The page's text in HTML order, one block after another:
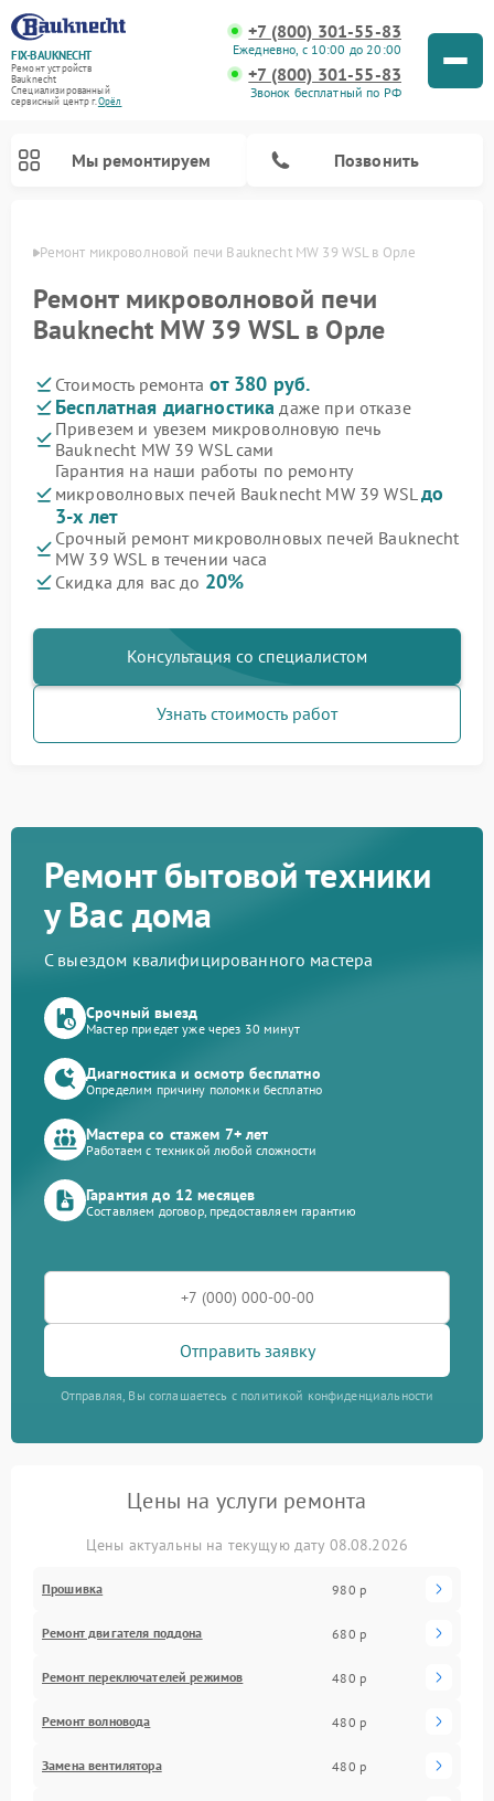
FIX-BAUKNECHT
Ремонт устройств
Bauknecht
Специализированный
cервисный центр г.Орёл
+7 (800) 301-55-83
Ежедневно, с 10:00 до 20:00
+7 (800) 301-55-83
Звонок бесплатный по РФ
Мы ремонтируем Позвонить
Ремонт микроволновой печи Bauknecht MW 39 WSL в Орле
Ремонт микроволновой печи
Bauknecht MW 39 WSL в Орле
Стоимость ремонта от 380 руб.
Бесплатная диагностика даже при отказе
Привезем и увезем микроволновую печь
Bauknecht MW 39 WSL сами
Гарантия на наши работы по ремонту
микроволновых печей Bauknecht MW 39 WSLдо
3-х лет
Срочный ремонт микроволновых печей Bauknecht
MW 39 WSL в течении часа
Скидка для вас до 20%
Консультация со специалистом
Узнать стоимость работ
Ремонт бытовой техники
у Вас дома
С выездом квалифицированного мастера
Срочный выезд
Мастер приедет уже через 30 минут
Диагностика и осмотр бесплатно
Определим причину поломки бесплатно
Мастера со стажем 7+ лет
Работаем с техникой любой сложности
Гарантия до 12 месяцев
Составляем договор, предоставляем гарантию
Отправить заявку
Отправляя, Вы соглашаетесь с политикой конфиденциальности
Цены на услуги ремонта
Цены актуальны на текущую дату 08.08.2026
Прошивка 980 р
Ремонт двигателя поддона 680 р
Ремонт переключателей режимов 480 р
Ремонт волновода 480 р
Замена вентилятора 480 р